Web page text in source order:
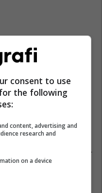
që bëri vëzhgime të
e majtë - duke filluar
liberal si
një kamuflim për
vazhdoi të
të liberalizmit.
consent to use
the following
content, advertising and
research and
on a device